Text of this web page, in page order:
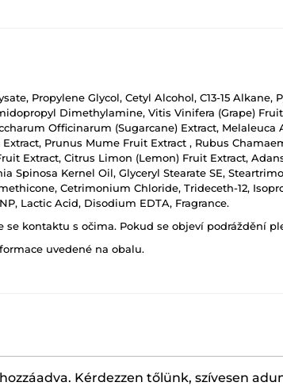
Propylene Glycol, Cetyl Alcohol, C13-15
Dimethylamine, Vitis Vinifera (Grape)
Officinarum (Sugarcane) Extract, Melaleuca
Prunus Mume Fruit Extract , Rubus
Extract, Citrus Limon (Lemon) Fruit Extract,
Spinosa Kernel Oil, Glyceryl Stearate SE,
Cetrimonium Chloride, Trideceth-12,
Lactic Acid, Disodium EDTA, Fragrance.
kontaktu s očima. Pokud se objeví podráždění
uvedené na obalu.
Kérdezzen tőlünk, szívesen